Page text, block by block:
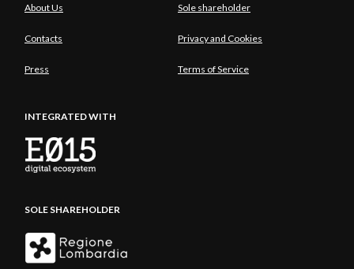
About Us Sole shareholder
Contacts Privacy and Cookies
Press Terms of Service
INTEGRATED WITH
SOLE SHAREHOLDER